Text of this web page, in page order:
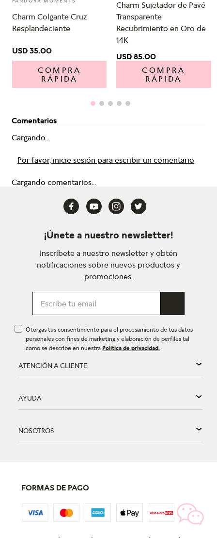
Charm Colgante Cruz
Resplandeciente
USD 35.00
COMPRA
RÁPIDA
Charm Sujetador de Pavé
Transparente
Recubrimiento en Oro de
14K
USD 85.00
COMPRA
RÁPIDA
Comentarios
Cargando...
Por favor, inicie sesión para escribir un comentario
Cargando comentarios...
¡Únete a nuestro newsletter!
Inscríbete a nuestro newsletter y obtén
notificaciones sobre nuevos productos y
promociones.
Otorgas tus consentimiento para el procesamiento de tus datos
personales con fines de marketing y elaboración de perfiles tal
como se describe en nuestraPolítica de privacidad.
ATENCIÓN A CLIENTE
AYUDA
NOSOTROS
FORMAS DE PAGO